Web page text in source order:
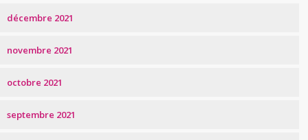
décembre 2021
novembre 2021
octobre 2021
septembre 2021